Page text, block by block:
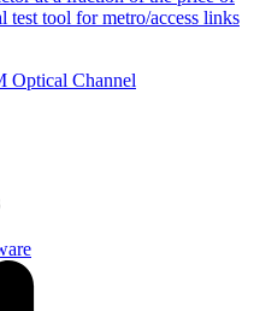
tool for metro/access links